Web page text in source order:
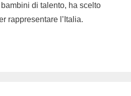
di talento, ha scelto
rappresentare l’Italia.